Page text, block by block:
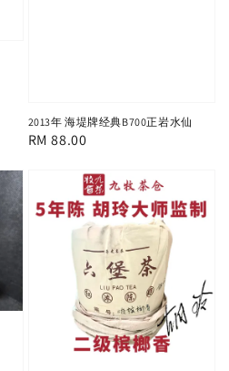
2013年 海堤牌经典B700正岩水仙
Regular
RM 88.00